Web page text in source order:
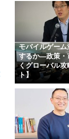
モバイルゲー
するか―政策・
くグローバル
ト】